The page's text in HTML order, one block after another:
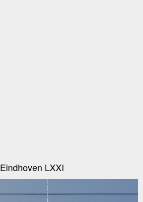
Eindhoven LXXI